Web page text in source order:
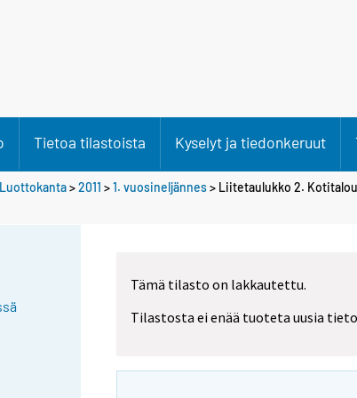
Tietoa tilastoista Kyselyt ja tiedonkeruut
Luottokanta>2011 >1. vuosineljännes> Liitetaulukko 2.
Tämä tilasto on lakkautettu.
Tilastosta ei enää tuoteta uusia